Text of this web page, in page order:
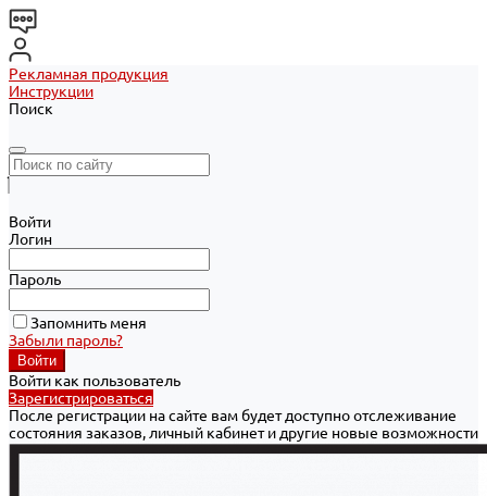
Рекламная продукция
Инструкции
Поиск
Войти
Логин
Пароль
Запомнить меня
Забыли пароль?
Войти как пользователь
Зарегистрироваться
После регистрации на сайте вам будет доступно отслеживание
состояния заказов, личный кабинет и другие новые возможности